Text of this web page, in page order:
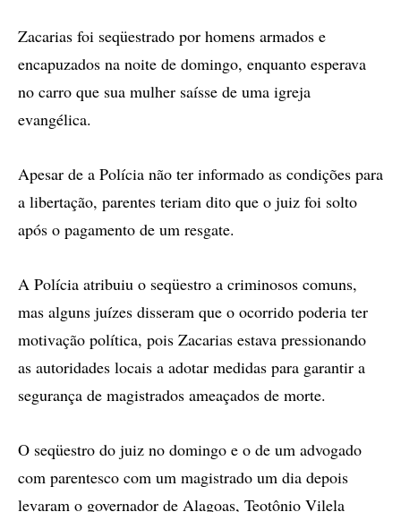
Zacarias foi seqüestrado por homens armados e
encapuzados na noite de domingo, enquanto esperava
no carro que sua mulher saísse de uma igreja
evangélica.
Apesar de a Polícia não ter informado as condições para
a libertação, parentes teriam dito que o juiz foi solto
após o pagamento de um resgate.
A Polícia atribuiu o seqüestro a criminosos comuns,
mas alguns juízes disseram que o ocorrido poderia ter
motivação política, pois Zacarias estava pressionando
as autoridades locais a adotar medidas para garantir a
segurança de magistrados ameaçados de morte.
O seqüestro do juiz no domingo e o de um advogado
com parentesco com um magistrado um dia depois
levaram o governador de Alagoas, Teotônio Vilela